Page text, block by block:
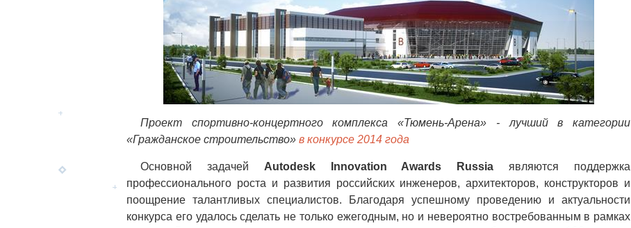
Проект спортивно-концертного комплекса «Тюмень-Арена» - лучший в категории
«Гражданское строительство» в конкурсе 2014 года
Основной задачей Autodesk Innovation Awards Russia являются поддержка
профессионального роста и развития российских инженеров, архитекторов, конструкторов и
поощрение талантливых специалистов. Благодаря успешному проведению и актуальности
конкурса его удалось сделать не только ежегодным, но и невероятно востребованным в рамках